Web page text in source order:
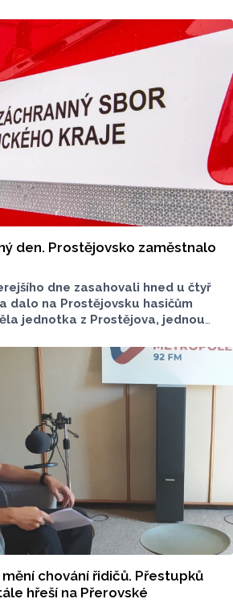
Zpřehlednit tyto informace
"Kde pečou makrely?“
den. Prostějovsko zaměstnalo
dne zasahovali hned u čtyř
dalo na Prostějovsku hasičům
jednotka z Prostějova, jednou
bez zranění osob.
chování řidičů. Přestupků
hřeší na Přerovské